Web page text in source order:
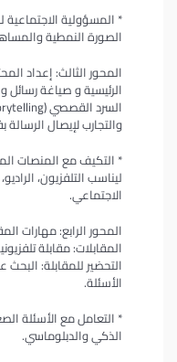
* المسؤولية الاجتماعية
الصورة النمطية
المحور الثالث: إعداد
الرئيسية و صياغة
والتجارب لإيصال الرسالة
* التكيف مع المنصات
ليناسب التلفزيون،
الاجتماعي.
المحور الرابع: مهارات
المقابلات: مقابلة
التحضير للمقابلة:
الأسئلة.
* التعامل مع الأسئلة
الذكي والدبلوماسي.